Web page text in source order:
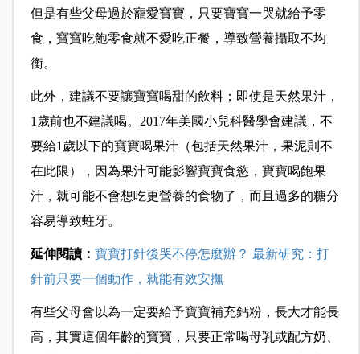
但是有些父母過於寵愛寶寶，只要寶寶一哭就給予零
食，寶寶吃飽零食就不愛吃正餐，導致營養攝取不均
衡。
此外，建議不要讓寶寶喝甜的飲料；即使是天然果汁，
1歲前也不建議喝。 2017年美國小兒科醫學會建議，不
要給1歲以下的寶寶喝果汁（包括天然果汁，果泥則不
在此限），因為果汁可能影響寶寶食慾，寶寶喝飽果
汁，就可能不會想吃更營養的食物了，而且過多的糖分
容易導致蛀牙。
延伸閱讀： 寶寶打針後哭不停怎麼辦？ 最新研究：打
針前只要一個動作，就能有效安撫
有些父母會以為一定要給予寶寶補充鈣粉，長大才能長
高，其實這個年齡的寶寶，只要正常喝母乳或配方奶、